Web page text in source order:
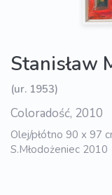
Stanisław
(ur. 1953)
Coloradość, 2010
Olej/płótno 90 x 97
S.Młodożeniec 2010